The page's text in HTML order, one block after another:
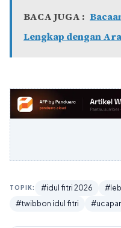
BACA JUGA :
Lengkap dengan
TOPIK: #idul fitri 2026
#twibbon idul fitri